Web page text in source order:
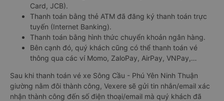
Card, JCB).
Thanh toán bằng thẻ ATM đã đăng ký thanh toán trực
tuyến (Internet Banking).
Thanh toán bằng hình thức chuyển khoản ngân hàng.
Bên cạnh đó, quý khách cũng có thể thanh toán vé
thông qua các ví Momo, ZaloPay, AirPay, VNPay,…
Sau khi thanh toán vé xe Sông Cầu - Phú Yên Ninh Thuận
giường nằm đôi thành công, Vexere sẽ gửi tin nhắn/email xác
nhận thành công đến số điện thoại/email mà quý khách đã